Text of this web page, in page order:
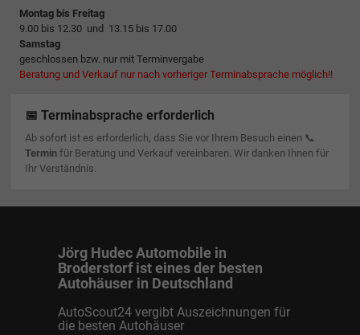
Montag bis Freitag
9.00 bis 12.30 und 13.15 bis 17.00
Samstag
geschlossen bzw. nur mit Terminvergabe
Beratung und Verkauf nur nach vorheriger Terminabsprache möglich!!
📅 Terminabsprache erforderlich
Ab sofort ist es erforderlich, dass Sie vor Ihrem Besuch einen 📞
Terminfür Beratung und Verkauf vereinbaren. Wir danken Ihnen für
Ihr Verständnis.
Jörg Hudec Automobile in
Broderstorf ist eines der besten
Autohäuser in Deutschland
AutoScout24 vergibt Auszeichnungen für
die besten Autohäuser